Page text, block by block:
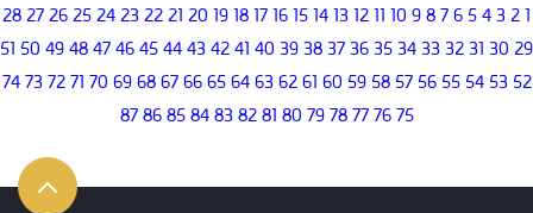
1
2
3
4
5
6
7
8
9
10
11
12
13
14
15
16
17
18
19
20
21
22
23
24
25
26
27
28
29
30
31
32
33
34
35
36
37
38
39
40
41
42
43
44
45
46
47
48
49
50
51
52
53
54
55
56
57
58
59
60
61
62
63
64
65
66
67
68
69
70
71
72
73
74
75
76
77
78
79
80
81
82
83
84
85
86
87